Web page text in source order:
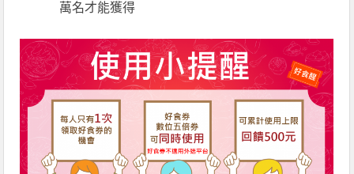
萬名才能獲得